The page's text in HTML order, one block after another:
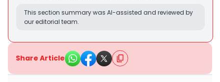
This section summary was AI-assisted and reviewed by
our editorial team.
Share Article